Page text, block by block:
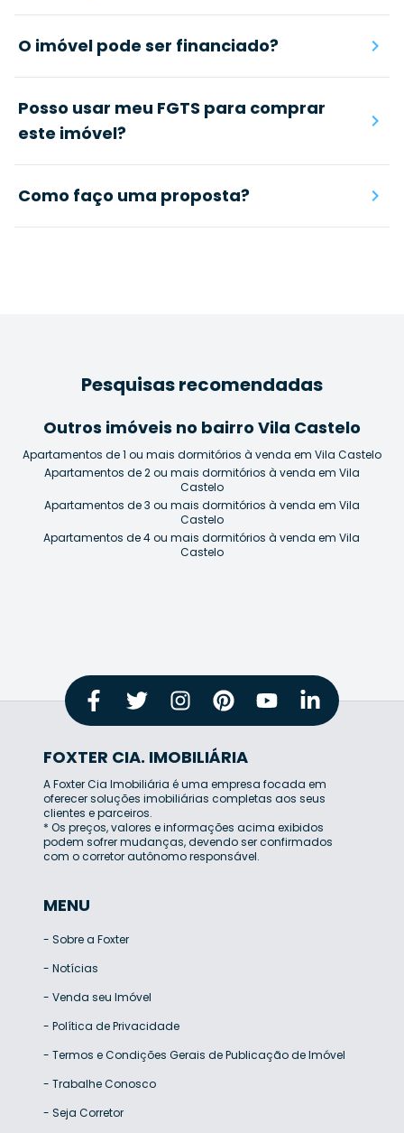
O imóvel pode ser financiado?
Posso usar meu FGTS para comprar
este imóvel?
Como faço uma proposta?
Pesquisas recomendadas
Outros imóveis no bairro Vila Castelo
Apartamentos de 1 ou mais dormitórios à venda em Vila Castelo
Apartamentos de 2 ou mais dormitórios à venda em Vila
Castelo
Apartamentos de 3 ou mais dormitórios à venda em Vila
Castelo
Apartamentos de 4 ou mais dormitórios à venda em Vila
Castelo
FOXTER CIA. IMOBILIÁRIA
A Foxter Cia Imobiliária é uma empresa focada em
oferecer soluções imobiliárias completas aos seus
clientes e parceiros.
* Os preços, valores e informações acima exibidos
podem sofrer mudanças, devendo ser confirmados
com o corretor autônomo responsável.
MENU
- Sobre a Foxter
- Notícias
- Venda seu Imóvel
- Política de Privacidade
- Termos e Condições Gerais de Publicação de Imóvel
- Trabalhe Conosco
- Seja Corretor